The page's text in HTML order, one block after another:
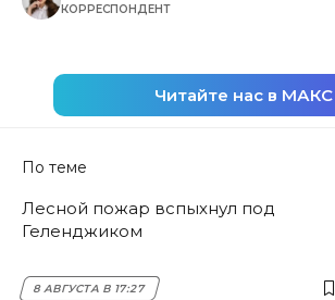
КОРРЕСПОНДЕНТ
Читайте нас в МАКС
По теме
Лесной пожар вспыхнул под
Геленджиком
8 АВГУСТА В 17:27